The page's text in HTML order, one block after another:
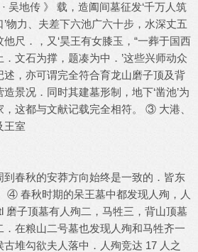
吴地传 》 载，造阖间墓征发‘千万人筑
物力、夫差下六池广六十步，水深丈五
尺．，又‘昊王有女膝玉，“一葬于国西
文石为撑，题凑为中．’这些兴师动众
述，亦可谓完全符合育龙山磨子顶及背
景况．同时其建墓形制，地下‘凿池’为
这都与文献记载完全相符。 ③ 大港、
王室
到春秋的安莽方向始终是一致的．皆东
④ 春秋时期的呆王墓中都发现人殉，人
磨子顶墓有人殉二，马牲三，背山顶墓
．在粮山二号墓也发现人殉和马牲齐一
古堆勾欲夫人落中．人殉竞达 17 人之